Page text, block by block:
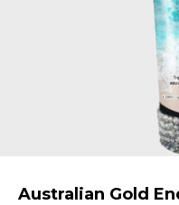
Australian Gold